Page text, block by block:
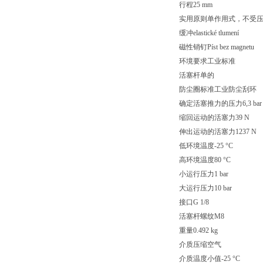
行程25 mm
实用原则单作用式，不受
缓冲elastické tlumení
磁性销钉Píst bez magnetu
环境要求工业标准
活塞杆单的
防尘圈标准工业防尘刮环
确定活塞推力的压力6,3 bar
缩回运动的活塞力39 N
伸出运动的活塞力1237 N
低环境温度-25 °C
高环境温度80 °C
小运行压力1 bar
大运行压力10 bar
接口G 1/8
活塞杆螺纹M8
重量0.492 kg
介质压缩空气
介质温度小值-25 °C